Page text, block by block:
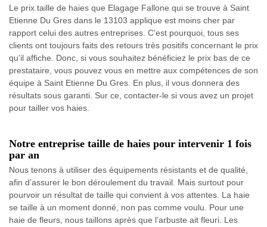
Le prix taille de haies que Elagage Fallone qui se trouve à Saint
Etienne Du Gres dans le 13103 applique est moins cher par
rapport celui des autres entreprises. C’est pourquoi, tous ses
clients ont toujours faits des retours très positifs concernant le prix
qu’il affiche. Donc, si vous souhaitez bénéficiez le prix bas de ce
prestataire, vous pouvez vous en mettre aux compétences de son
équipe à Saint Etienne Du Gres. En plus, il vous donnera des
résultats sous garanti. Sur ce, contacter-le si vous avez un projet
pour tailler vos haies.
Notre entreprise taille de haies pour intervenir 1 fois
par an
Nous tenons à utiliser des équipements résistants et de qualité,
afin d’assurer le bon déroulement du travail. Mais surtout pour
pourvoir un résultat de taille qui convient à vos attentes. La haie
se taille à un moment donné, non pas comme voulu. Pour une
haie de fleurs, nous taillons après que l’arbuste ait fleuri. Les